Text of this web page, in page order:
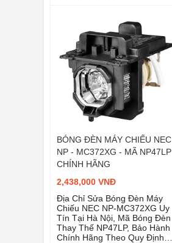
BÓNG ĐÈN MÁY CHIẾU NEC
NP - MC372XG - MÃ NP47LP
CHÍNH HÃNG
2,438,000 VNĐ
Địa Chỉ Sửa Bóng Đèn Máy
Chiếu NEC NP-MC372XG Uy
Tín Tại Hà Nội, Mã Bóng Đèn
Thay Thế NP47LP, Bảo Hành
Chính Hãng Theo Quy Định